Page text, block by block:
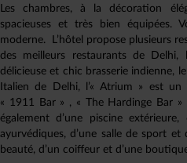
Les chambres, à la décoration
spacieuses et très bien équipées.
moderne. L’hôtel propose plusieurs
des meilleurs restaurants de
délicieuse et chic brasserie indienne,
Italien de Delhi, l’« Atrium » est
« 1911 Bar » , « The Hardinge Bar »
également d’une piscine
ayurvédiques, d’une salle de sport et
beauté, d’un coiffeur et d’une